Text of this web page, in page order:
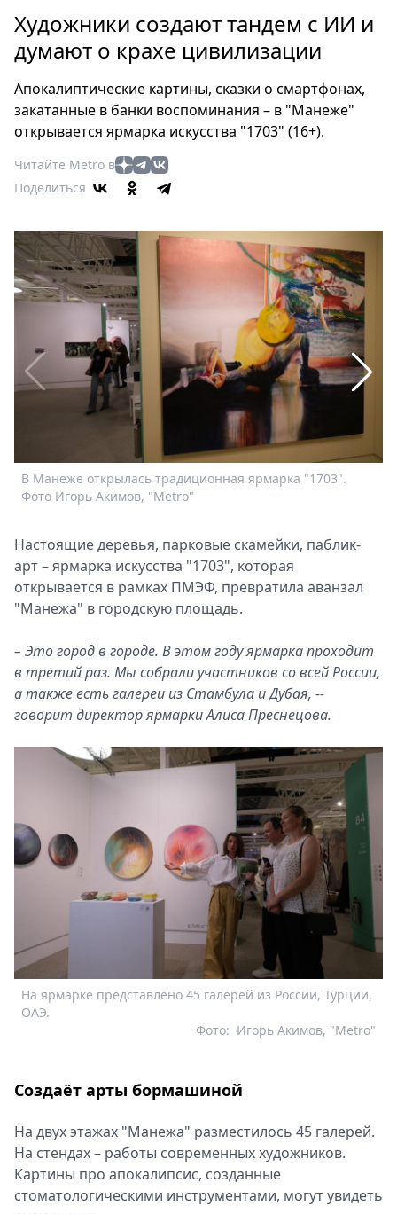
Россия
Мир
Еда
Туризм
Театр
Кино
Книги
Выставки
Пресс-
релизы
О
Metro
Стримы
Спецпроекты
Выборы
2026
Скачай
Художники создают тандем с ИИ и
думают о крахе цивилизации
Апокалиптические картины, сказки о смартфонах,
закатанные в банки воспоминания – в "Манеже"
открывается ярмарка искусства "1703" (16+).
Читайте Metro в
Поделиться
В Манеже открылась традиционная ярмарка "1703".
Фото Игорь Акимов, "Metro"
Настоящие деревья, парковые скамейки, паблик-
арт – ярмарка искусства "1703", которая
открывается в рамках ПМЭФ, превратила аванзал
"Манежа" в городскую площадь.
– Это город в городе. В этом году ярмарка проходит
в третий раз. Мы собрали участников со всей России,
а также есть галереи из Стамбула и Дубая, --
говорит директор ярмарки Алиса Преснецова.
На ярмарке представлено 45 галерей из России, Турции,
ОАЭ.
Игорь Акимов, "Metro"
Фото:
Создаёт арты бормашиной
На двух этажах "Манежа" разместилось 45 галерей.
На стендах – работы современных художников.
Картины про апокалипсис, созданные
стоматологическими инструментами, могут увидеть